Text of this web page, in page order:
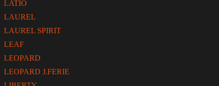
LATIO
LAUREL
LAUREL SPIRIT
LEAF
LEOPARD
LEOPARD J.FERIE